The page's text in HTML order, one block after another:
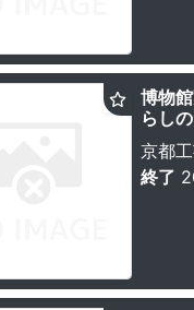
博物
らし
京都
終了